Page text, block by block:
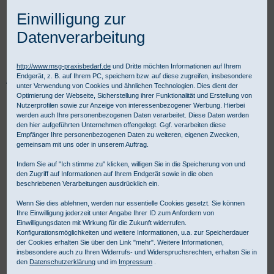
Praxisbedarf Shop Diagnostik Alternativmedizin
Ozontherapie
Natriumcitrat 3,13% steril
Einwilligung zur
Datenverarbeitung
http://www.msg-praxisbedarf.de und Dritte möchten Informationen auf Ihrem
Endgerät, z. B. auf Ihrem PC, speichern bzw. auf diese zugreifen, insbesondere
unter Verwendung von Cookies und ähnlichen Technologien. Dies dient der
Optimierung der Webseite, Sicherstellung ihrer Funktionalität und Erstellung von
Nutzerprofilen sowie zur Anzeige von interessenbezogener Werbung. Hierbei
werden auch Ihre personenbezogenen Daten verarbeitet. Diese Daten werden
den hier aufgeführten Unternehmen offengelegt. Ggf. verarbeiten diese
Empfänger Ihre personenbezogenen Daten zu weiteren, eigenen Zwecken,
gemeinsam mit uns oder in unserem Auftrag.
Indem Sie auf "Ich stimme zu" klicken, willigen Sie in die Speicherung von und
den Zugriff auf Informationen auf Ihrem Endgerät sowie in die oben
beschriebenen Verarbeitungen ausdrücklich ein.
Wenn Sie dies ablehnen, werden nur essentielle Cookies gesetzt. Sie können
Ihre Einwilligung jederzeit unter Angabe Ihrer ID zum Anfordern von
Einwilligungsdaten mit Wirkung für die Zukunft widerrufen.
Konfigurationsmöglichkeiten und weitere Informationen, u.a. zur Speicherdauer
der Cookies erhalten Sie über den Link "mehr". Weitere Informationen,
insbesondere auch zu Ihren Widerrufs- und Widerspruchsrechten, erhalten Sie in
den Datenschutzerklärung und im Impressum